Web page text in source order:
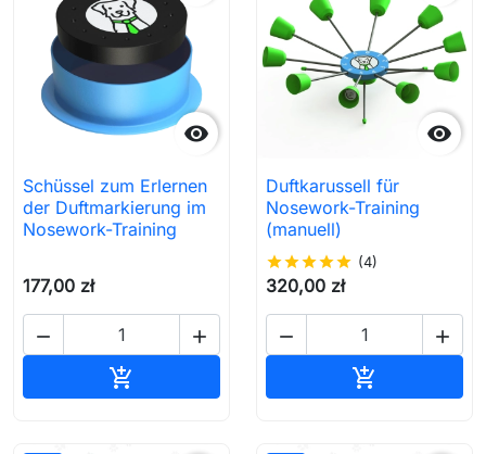

Schüssel zum Erlernen
der Duftmarkierung im
Nosework-Training
177,00 zł
 


Duftkarussell für
Nosework-Training
(manuell)
starstarstarstarstar (4)
320,00 zł
 
